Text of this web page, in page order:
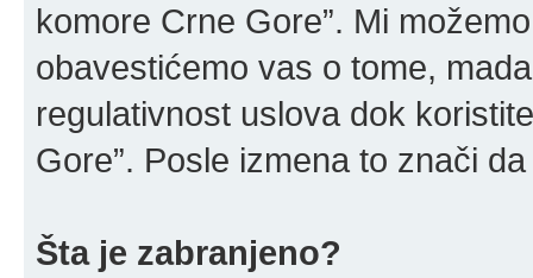
komore Crne Gore”. Mi
obavestićemo vas o tome,
regulativnost uslova dok
Gore”. Posle izmena to znači
Šta je zabranjeno?